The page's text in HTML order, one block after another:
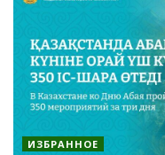
ИЗБРАННОЕ